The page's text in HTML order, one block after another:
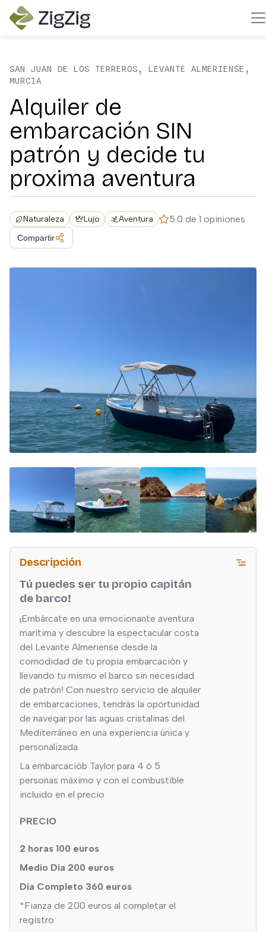
SAN JUAN DE LOS TERREROS, LEVANTE ALMERIENSE,
MURCIA
Alquiler de
embarcación SIN
patrón y decide tu
proxima aventura
Naturaleza Lujo Aventura 5.0 de 1 opiniones
Compartir
Descripción
Tú puedes ser tu propio capitán
de barco!
¡Embárcate en una emocionante aventura
marítima y descubre la espectacular costa
del Levante Almeriense desde la
comodidad de tu propia embarcación y
llevando tu mismo el barco sin necesidad
de patrón! Con nuestro servicio de alquiler
de embarcaciones, tendrás la oportunidad
de navegar por las aguas cristalinas del
Mediterráneo en una experiencia única y
personalizada.
La embarcaciób Taylor para 4 ó 5
personas máximo y con el combustible
incluido en el precio
PRECIO
2 horas 100 euros
Medio Dia 200 euros
Dia Completo 360 euros
*Fianza de 200 euros al completar el
registro